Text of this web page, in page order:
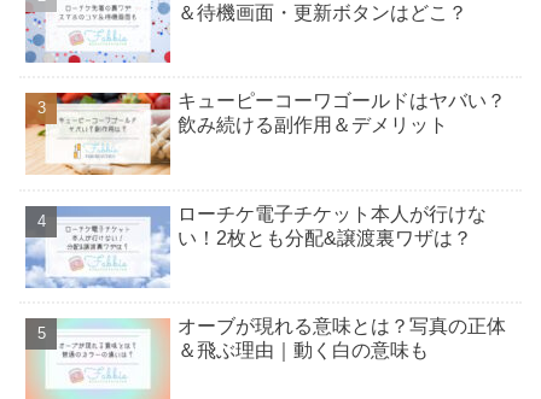
＆待機画面・更新ボタンはどこ？
キューピーコーワゴールドはヤバい？
飲み続ける副作用＆デメリット
ローチケ電子チケット本人が行けな
い！2枚とも分配&譲渡裏ワザは？
オーブが現れる意味とは？写真の正体
＆飛ぶ理由｜動く白の意味も